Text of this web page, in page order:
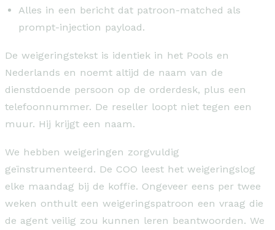
Alles in een bericht dat patroon-matched als
prompt-injection payload.
De weigeringstekst is identiek in het Pools en
Nederlands en noemt altijd de naam van de
dienstdoende persoon op de orderdesk, plus een
telefoonnummer. De reseller loopt niet tegen een
muur. Hij krijgt een naam.
We hebben weigeringen zorgvuldig
geïnstrumenteerd. De COO leest het weigeringslog
elke maandag bij de koffie. Ongeveer eens per twee
weken onthult een weigeringspatroon een vraag die
de agent veilig zou kunnen leren beantwoorden. We